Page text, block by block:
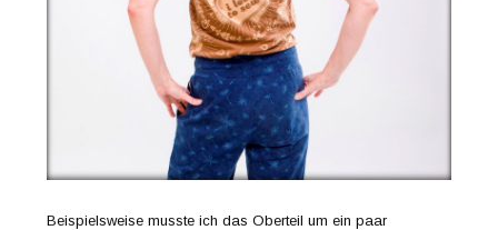
Beispielsweise musste ich das Oberteil um ein paar